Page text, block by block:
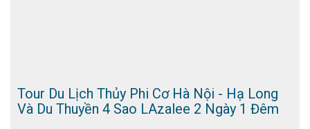
Tour Du Lịch Thủy Phi Cơ Hà Nội - Hạ Long
Và Du Thuyền 4 Sao LAzalee 2 Ngày 1 Đêm